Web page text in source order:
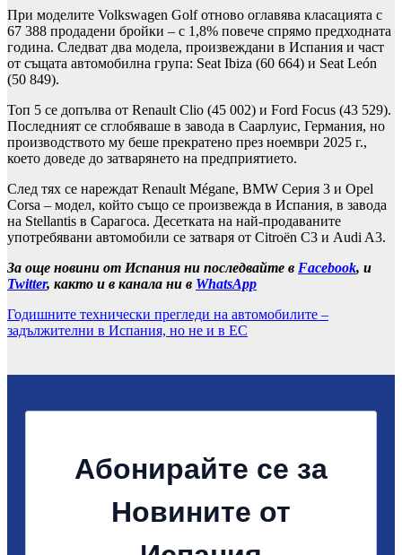
При моделите Volkswagen Golf отново оглавява класацията с
67 388 продадени бройки – с 1,8% повече спрямо предходната
година. Следват два модела, произвеждани в Испания и част
от същата автомобилна група: Seat Ibiza (60 664) и Seat León
(50 849).
Топ 5 се допълва от Renault Clio (45 002) и Ford Focus (43 529).
Последният се сглобяваше в завода в Саарлуис, Германия, но
производството му беше прекратено през ноември 2025 г.,
което доведе до затварянето на предприятието.
След тях се нареждат Renault Mégane, BMW Серия 3 и Opel
Corsa – модел, който също се произвежда в Испания, в завода
на Stellantis в Сарагоса. Десетката на най-продаваните
употребявани автомобили се затваря от Citroën C3 и Audi A3.
За още новини от Испания ни последвайте в Facebook, и
Twitter, както и в канала ни в WhatsApp
Годишните технически прегледи на автомобилите –
задължителни в Испания, но не и в ЕС